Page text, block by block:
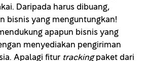
Daripada harus dibuang,
bisnis yang menguntungkan!
apapun bisnis yang
menyediakan pengiriman
Apalagi fitur trackingpaket dari